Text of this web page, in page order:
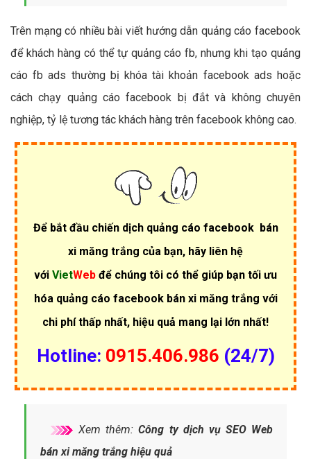
Trên mạng có nhiều bài viết hướng dẫn quảng cáo facebook
để khách hàng có thể tự quảng cáo fb, nhưng khi tạo quảng
cáo fb ads thường bị khóa tài khoản facebook ads hoặc
cách chạy quảng cáo facebook bị đắt và không chuyên
nghiệp, tỷ lệ tương tác khách hàng trên facebook không cao.
Để bắt đầu chiến dịch quảng cáo facebook bán
xi măng trắng của bạn, hãy liên hệ
với VietWeb để chúng tôi có thể giúp bạn tối ưu
hóa quảng cáo facebook bán xi măng trắng với
chi phí thấp nhất, hiệu quả mang lại lớn nhất!
Hotline: 0915.406.986 (24/7)
Xem thêm:Công ty dịch vụ SEO Web
bán xi măng trắng hiệu quả